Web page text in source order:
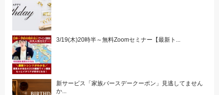
3/19(木)20時半～無料Zoomセミナー【最新ト...
新サービス「家族バースデークーポン」見逃してません
か...